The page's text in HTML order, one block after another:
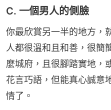
C. 一個男人的側臉
你最欣賞另一半的地方，
人都很溫和且和善，很簡
麼城府，且很腳踏實地，
花言巧語，但能真心誠意
情了。